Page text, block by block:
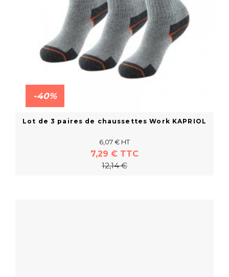
-40%
Lot de 3 paires de chaussettes Work KAPRIOL
6,07 € HT
7,29 € TTC
12,14 €